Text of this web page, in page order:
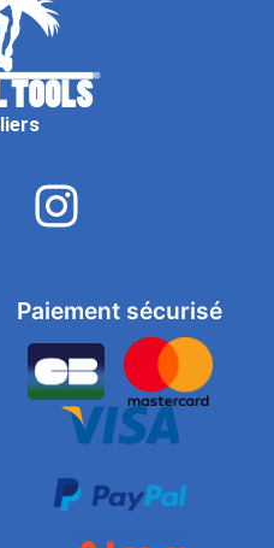
Paiement sécurisé